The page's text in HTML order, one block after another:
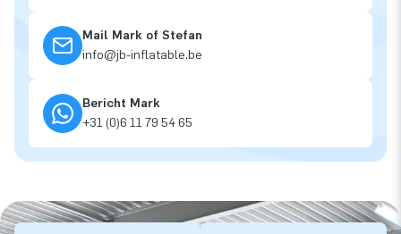
Mail Mark of Stefan
info@jb-inflatable.be
Bericht Mark
+31 (0)6 11 79 54 65